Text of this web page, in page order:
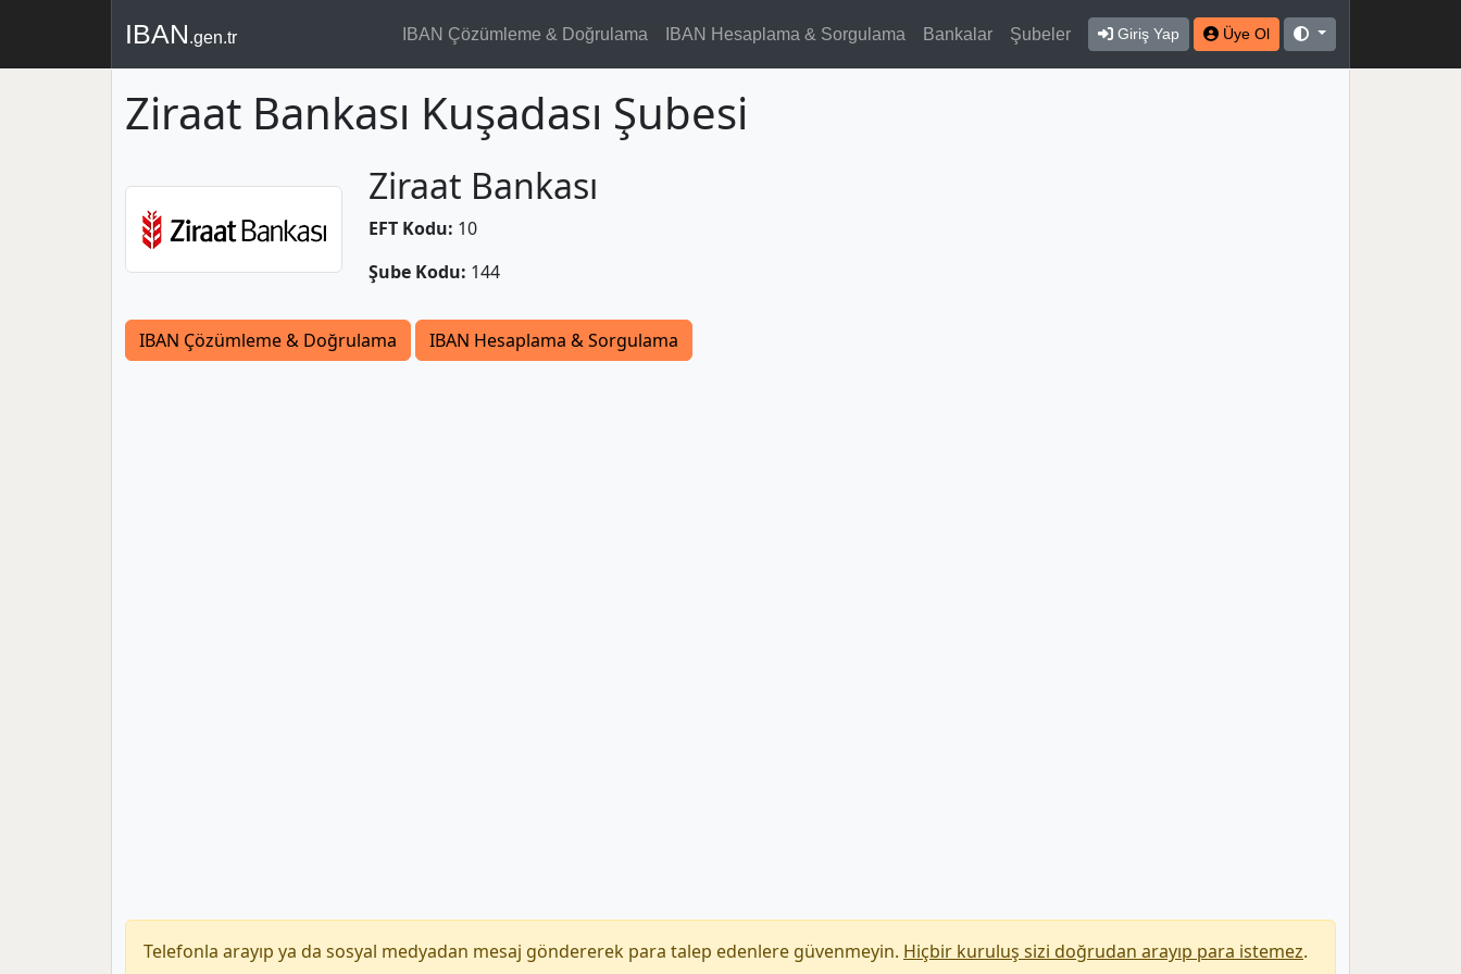
IBAN.gen.tr IBAN Çözümleme & Doğrulama IBAN Hesaplama & Sorgulama Bankalar Şubeler Giriş Yap Üye Ol
Ziraat Bankası Kuşadası Şubesi
Ziraat Bankası
EFT Kodu: 10
Şube Kodu: 144
IBAN Çözümleme & Doğrulama IBAN Hesaplama & Sorgulama
Telefonla arayıp ya da sosyal medyadan mesaj göndererek para talep edenlere güvenmeyin. Hiçbir kuruluş sizi doğrudan arayıp para istemez.